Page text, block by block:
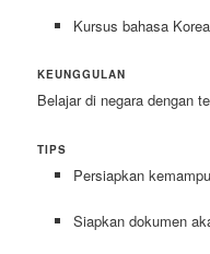
Kursus bahasa
KEUNGGULAN
Belajar di negara dengan
TIPS
Persiapkan
Siapkan dokumen